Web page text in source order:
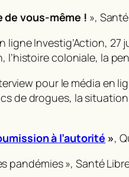
de vous-même ! »,
ligneInvestig’Action, 27
coloniale, la
pour le média en
de drogues, la
à l’autorité »,
pandémies », Santé